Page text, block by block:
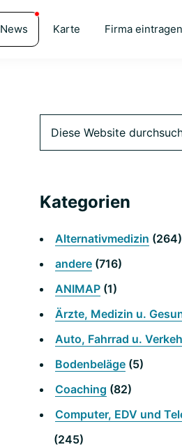
News Karte Firma eintragen
Primäre
Website
Kategorien
Alternativmedizin (264)
andere (716)
ANIMAP (1)
Ärzte, Medizin u.
Auto, Fahrrad u.
Bodenbeläge (5)
Coaching (82)
Computer, EDV und
(245)